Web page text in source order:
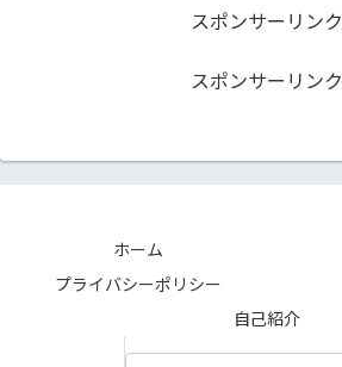
スポンサーリンク
スポンサーリンク
ホーム
プライバシーポリシー
自己紹介